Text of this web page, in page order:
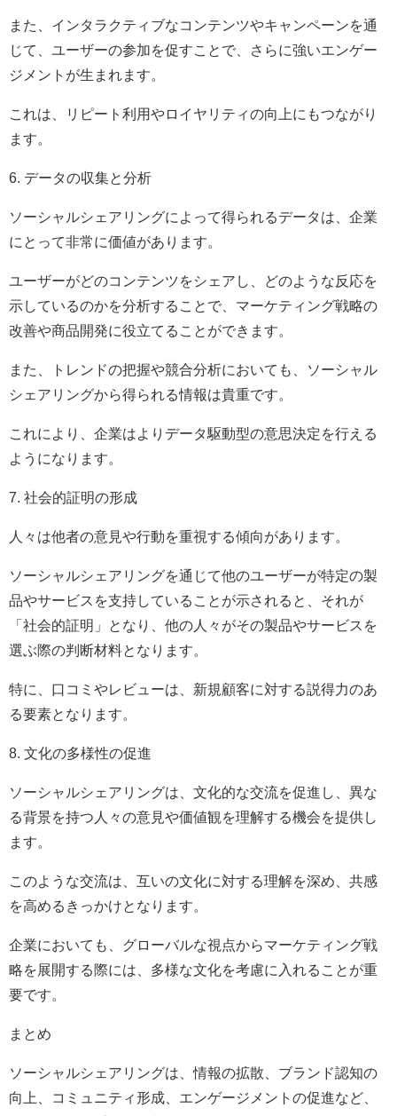
また、インタラクティブなコンテンツやキャンペーンを通
じて、ユーザーの参加を促すことで、さらに強いエンゲー
ジメントが生まれます。
これは、リピート利用やロイヤリティの向上にもつながり
ます。
6. データの収集と分析
ソーシャルシェアリングによって得られるデータは、企業
にとって非常に価値があります。
ユーザーがどのコンテンツをシェアし、どのような反応を
示しているのかを分析することで、マーケティング戦略の
改善や商品開発に役立てることができます。
また、トレンドの把握や競合分析においても、ソーシャル
シェアリングから得られる情報は貴重です。
これにより、企業はよりデータ駆動型の意思決定を行える
ようになります。
7. 社会的証明の形成
人々は他者の意見や行動を重視する傾向があります。
ソーシャルシェアリングを通じて他のユーザーが特定の製
品やサービスを支持していることが示されると、それが
「社会的証明」となり、他の人々がその製品やサービスを
選ぶ際の判断材料となります。
特に、口コミやレビューは、新規顧客に対する説得力のあ
る要素となります。
8. 文化の多様性の促進
ソーシャルシェアリングは、文化的な交流を促進し、異な
る背景を持つ人々の意見や価値観を理解する機会を提供し
ます。
このような交流は、互いの文化に対する理解を深め、共感
を高めるきっかけとなります。
企業においても、グローバルな視点からマーケティング戦
略を展開する際には、多様な文化を考慮に入れることが重
要です。
まとめ
ソーシャルシェアリングは、情報の拡散、ブランド認知の
向上、コミュニティ形成、エンゲージメントの促進など、